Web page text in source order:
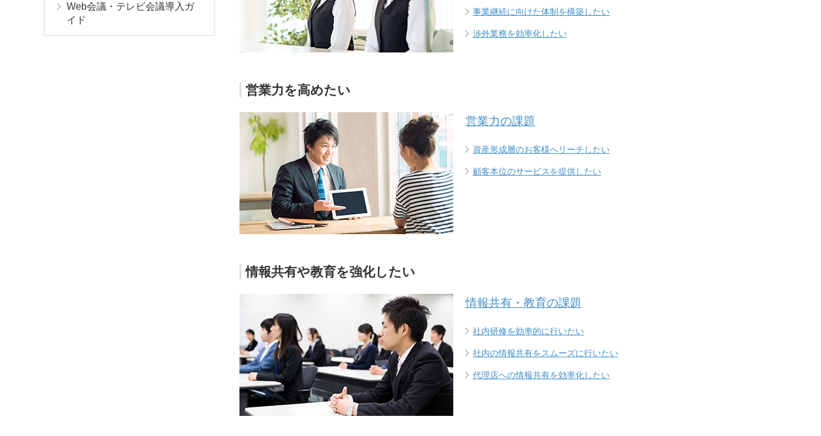
事業継続に向けた体制を構築したい
渉外業務を効率化したい
営業力を高めたい
営業力の課題
資産形成層のお客様へリーチしたい
顧客本位のサービスを提供したい
情報共有や教育を強化したい
情報共有・教育の課題
社内研修を効率的に行いたい
社内の情報共有をスムーズに行いたい
代理店への情報共有を効率化したい
Web会議・テレビ会議導入ガ
イド